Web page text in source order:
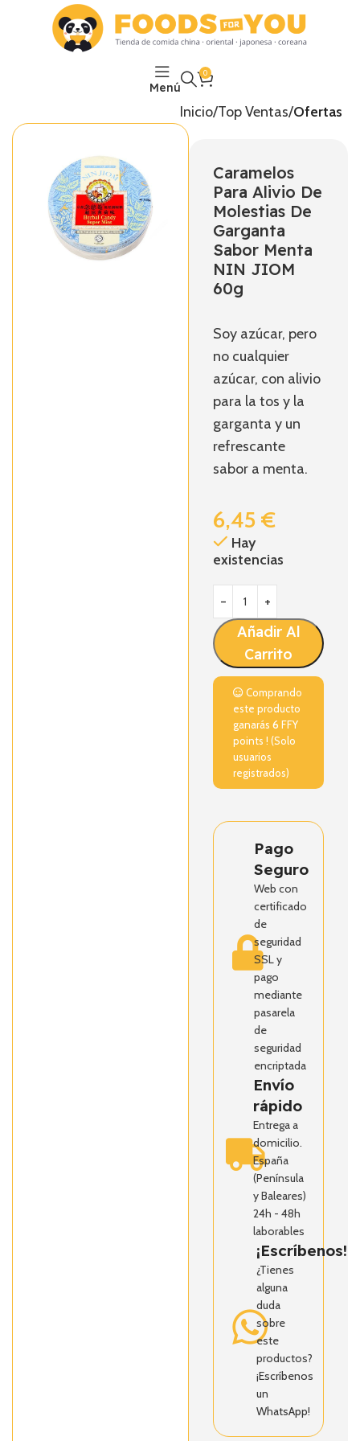
Menú
0
Inicio Top Ventas Ofertas
Caramelos
Para Alivio De
Molestias De
Garganta
Sabor Menta
NIN JIOM
60g
Soy azúcar, pero
no cualquier
azúcar, con alivio
para la tos y la
garganta y un
refrescante
sabor a menta.
6,45€
Hay
existencias
Añadir Al
Carrito
Comprando
este producto
ganarás6 FFY
points ! (Solo
usuarios
registrados)
Pago
Seguro
Web con
certificado
de
seguridad
SSL y
pago
mediante
pasarela
de
seguridad
encriptada
Envío
rápido
Entrega a
domicilio.
España
(Península
y Baleares)
24h - 48h
laborables
¡Escríbenos!
¿Tienes
alguna
duda
sobre
este
productos?
¡Escríbenos
un
WhatsApp!